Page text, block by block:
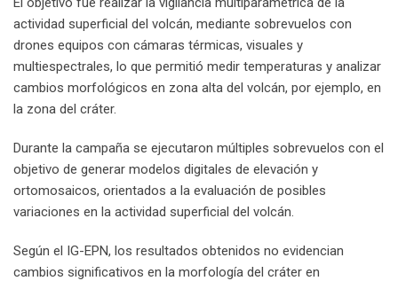
actividad superficial del volcán, mediante sobrevuelos con
drones equipos con cámaras térmicas, visuales y
multiespectrales, lo que permitió medir temperaturas y analizar
cambios morfológicos en zona alta del volcán, por ejemplo, en
la zona del cráter.
Durante la campaña se ejecutaron múltiples sobrevuelos con el
objetivo de generar modelos digitales de elevación y
ortomosaicos, orientados a la evaluación de posibles
variaciones en la actividad superficial del volcán.
Según el IG-EPN, los resultados obtenidos no evidencian
cambios significativos en la morfología del cráter en